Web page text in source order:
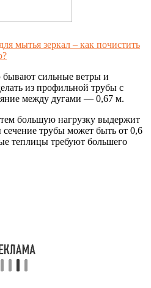
мытья зеркал – как почистить
бывают сильные ветры и
из профильной трубы с
между дугами — 0,67 м.
большую нагрузку выдержит
трубы может быть от 0,6
теплицы требуют большего